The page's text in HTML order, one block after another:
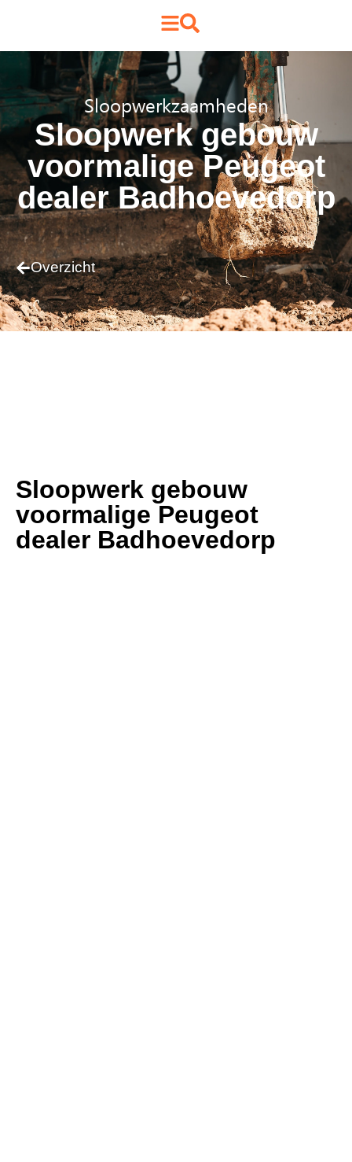
Sloopwerkzaamheden
Sloopwerk gebouw
voormalige Peugeot
dealer Badhoevedorp
Overzicht
Sloopwerk gebouw
voormalige Peugeot
dealer Badhoevedorp